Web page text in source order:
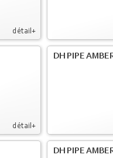
détail+
détail+
DH PIPE
DH PIPE